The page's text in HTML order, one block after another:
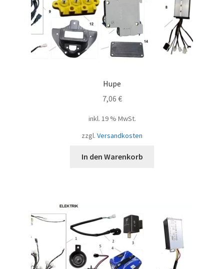
Hupe
7,06 €
inkl. 19 % MwSt.
zzgl. Versandkosten
In den Warenkorb